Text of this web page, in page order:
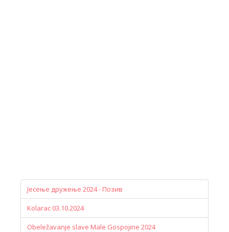
Јесење дружење 2024 - Позив
Kolarac 03.10.2024
Obeležavanje slave Male Gospojine 2024